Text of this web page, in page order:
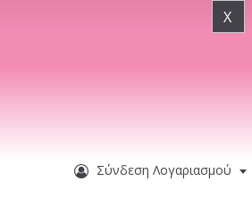
X
Σύνδεση Λογαριασμού